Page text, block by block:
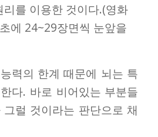
를 이용한 것이다.(영화
에 24~29장면씩 눈앞을
력의 한계 때문에 뇌는 특
다. 바로 비어있는 부분들
럴 것이라는 판단으로 채